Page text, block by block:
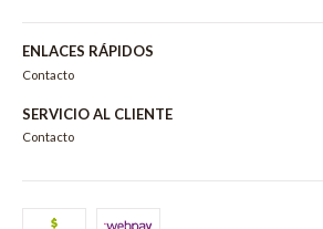
ENLACES RÁPIDOS
Contacto
SERVICIO AL CLIENTE
Contacto